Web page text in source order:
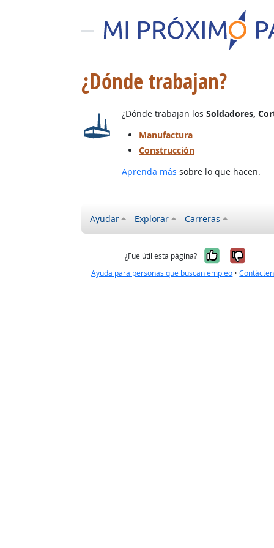
¿Dónde trabajan?
¿Dónde trabajan los Soldadores,
Manufactura
Construcción
Aprenda más sobre lo que hacen.
Ayudar Explorar Carreras
¿Fue útil esta página? Sí, fue útil
No,
Ayuda para personas que buscan empleo •